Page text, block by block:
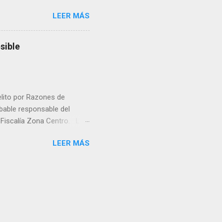
lo mejor en el IMSS?,
o algo?, yo creo que
así de que, 'por
por los vínculos y las
LEER MÁS
por Razones de
responsable del
Zona Centro. La
por un objeto
y que será la
LEER MÁS